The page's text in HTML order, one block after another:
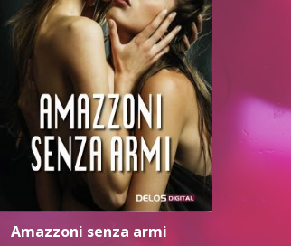
Amazzoni senza armi